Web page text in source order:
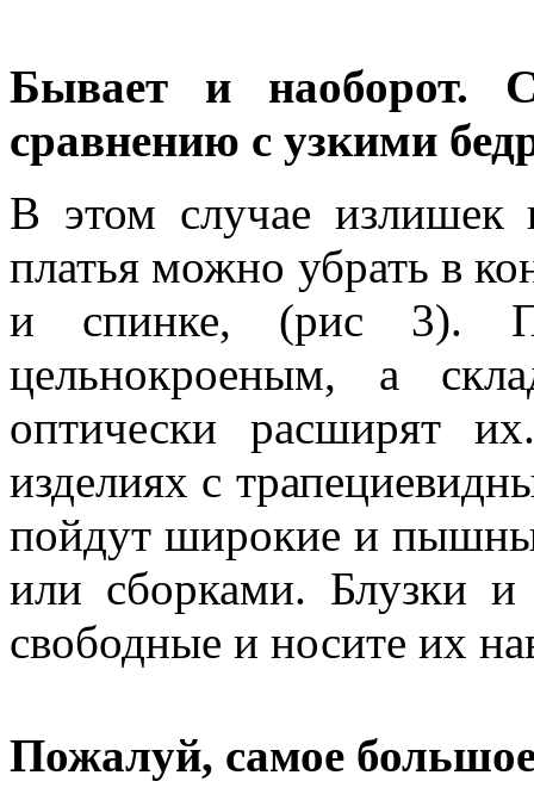
Бывает и наоборот.
сравнению с узкими
В этом случае
платья можно убрать в
и спинке, (рис 3).
цельнокроеным, а
оптически расширят
изделиях с
пойдут широкие и
или сборками. Блузки и
свободные и носите их
Пожалуй, самое